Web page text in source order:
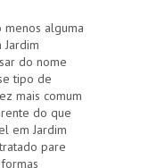
alguma
do nome
tipo de
mais comum
do que
em Jardim
pare